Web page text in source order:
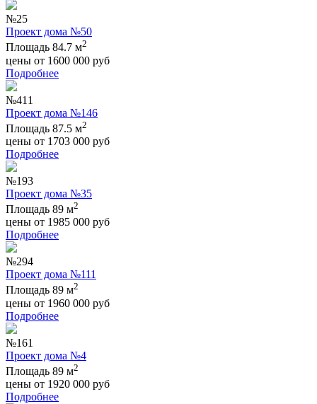
№25
Проект дома №50
Площадь 84.7 м2
цены от 1600 000 руб
Подробнее
№411
Проект дома №146
Площадь 87.5 м2
цены от 1703 000 руб
Подробнее
№193
Проект дома №35
Площадь 89 м2
цены от 1985 000 руб
Подробнее
№294
Проект дома №111
Площадь 89 м2
цены от 1960 000 руб
Подробнее
№161
Проект дома №4
Площадь 89 м2
цены от 1920 000 руб
Подробнее